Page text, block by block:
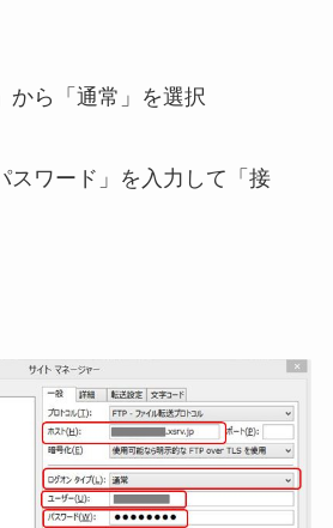
から「通常」を選択
スワード」を入力して「接